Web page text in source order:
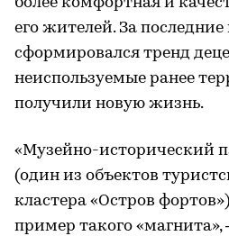
его жителей. За
сформировался тренд
неиспользуемые ранее
получили новую жизнь.
«Музейно-исторический
(один из объектов
кластера «Остров
пример такого